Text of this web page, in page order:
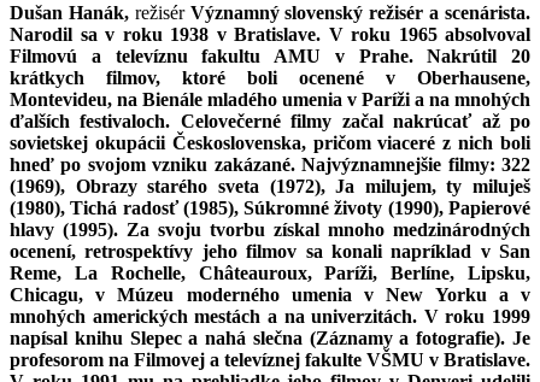
Dušan Hanák,režisér Významný slovenský režisér a scenárista.
Narodil sa v roku 1938 v Bratislave. V roku 1965 absolvoval
Filmovú a televíznu fakultu AMU v Prahe. Nakrútil 20
krátkych filmov, ktoré boli ocenené v Oberhausene,
Montevideu, na Bienále mladého umenia v Paríži a na mnohých
ďalších festivaloch. Celovečerné filmy začal nakrúcať až po
sovietskej okupácii Československa, pričom viaceré z nich boli
hneď po svojom vzniku zakázané. Najvýznamnejšie filmy: 322
(1969), Obrazy starého sveta (1972), Ja milujem, ty miluješ
(1980), Tichá radosť (1985), Súkromné životy (1990), Papierové
hlavy (1995). Za svoju tvorbu získal mnoho medzinárodných
ocenení, retrospektívy jeho filmov sa konali napríklad v San
Reme, La Rochelle, Châteauroux, Paríži, Berlíne, Lipsku,
Chicagu, v Múzeu moderného umenia v New Yorku a v
mnohých amerických mestách a na univerzitách. V roku 1999
napísal knihu Slepec a nahá slečna (Záznamy a fotografie). Je
profesorom na Filmovej a televíznej fakulte VŠMU v Bratislave.